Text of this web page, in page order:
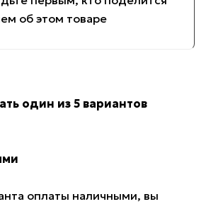
об этом товаре
один из 5 вариантов
оплаты наличными, вы